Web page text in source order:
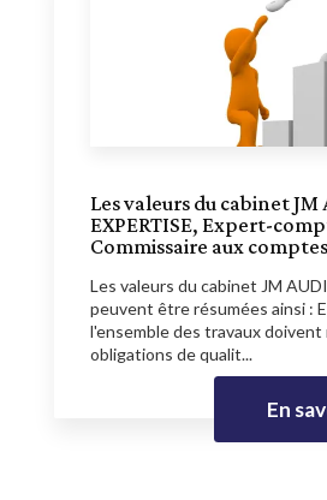
Les valeurs du cabinet JM
EXPERTISE, Expert-
Commissaire aux
Les valeurs du cabinet JM
peuvent être résumées ainsi :
l'ensemble des travaux doivent
obligations de qualit...
En